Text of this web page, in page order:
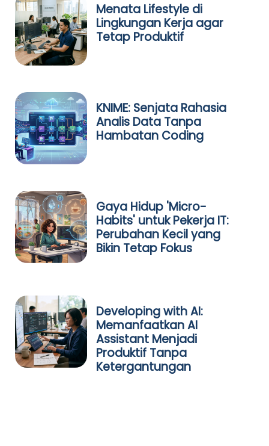
Menata Lifestyle di
Lingkungan Kerja agar
Tetap Produktif
KNIME: Senjata Rahasia
Analis Data Tanpa
Hambatan Coding
Gaya Hidup 'Micro-
Habits' untuk Pekerja IT:
Perubahan Kecil yang
Bikin Tetap Fokus
Developing with AI:
Memanfaatkan AI
Assistant Menjadi
Produktif Tanpa
Ketergantungan